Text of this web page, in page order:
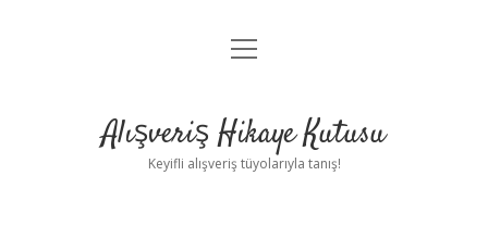
Anasayfa
Yasal Uyarı
menüyü
Alışveriş Hikaye Kutusu
Keyifli alışveriş tüyolarıyla tanış!